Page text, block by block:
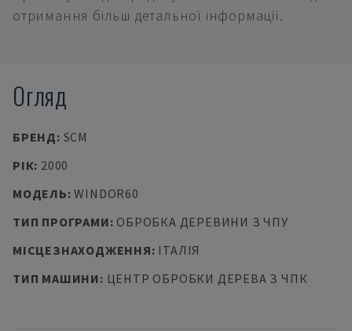
отримання більш детальної інформації.
Огляд
БРЕНД: SCM
РІК: 2000
МОДЕЛЬ:WINDOR60
ТИП ПРОГРАМИ: ОБРОБКА ДЕРЕВИНИ З ЧПУ
МІСЦЕЗНАХОДЖЕННЯ: ІТАЛІЯ
ТИП МАШИНИ: ЦЕНТР ОБРОБКИ ДЕРЕВА З ЧПК